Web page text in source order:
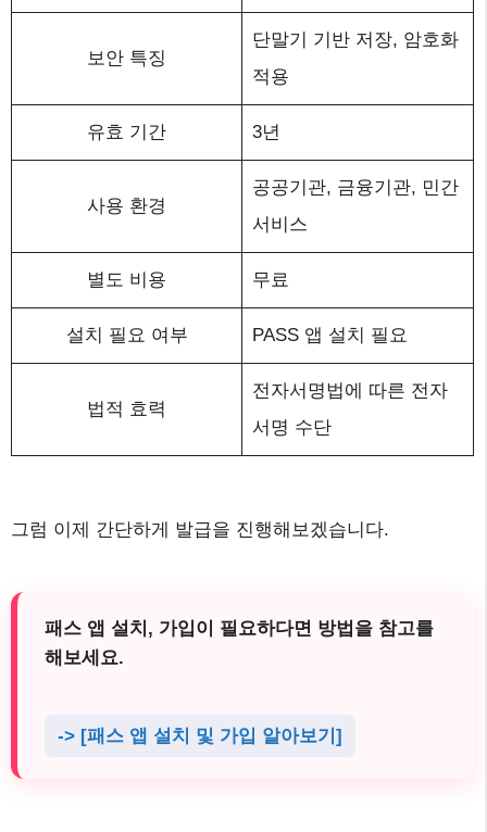
보안 특징
단말기 기반 저장, 암호화
적용
유효 기간 3년
사용 환경
공공기관, 금융기관, 민간
서비스
별도 비용 무료
설치 필요 여부 PASS 앱 설치 필요
법적 효력
전자서명법에 따른 전자
서명 수단
그럼 이제 간단하게 발급을 진행해보겠습니다.
패스 앱 설치, 가입이 필요하다면 방법을 참고를
해보세요.
-> [패스 앱 설치 및 가입 알아보기]